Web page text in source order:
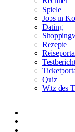
Spiele
Jobs in
Dating
Rezepte
Quiz
Witz des